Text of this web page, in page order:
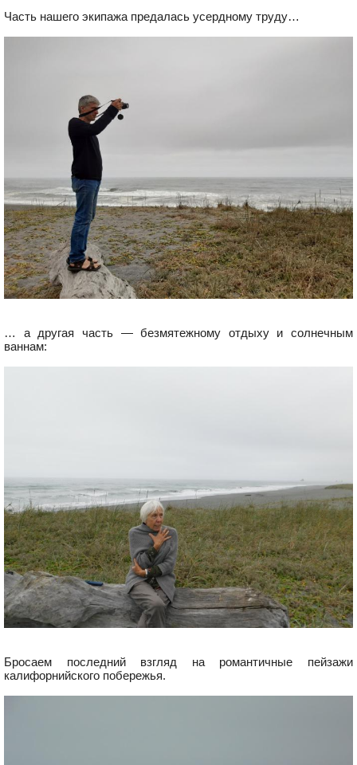
Часть нашего экипажа предалась усердному труду…
… а другая часть — безмятежному отдыху и солнечным
ваннам:
Бросаем последний взгляд на романтичные пейзажи
калифорнийского побережья.